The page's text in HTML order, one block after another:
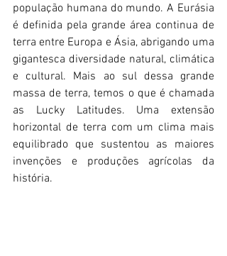
população humana do mundo. A Eurásia
é definida pela grande área continua de
terra entre Europa e Ásia, abrigando uma
gigantesca diversidade natural, climática
e cultural. Mais ao sul dessa grande
massa de terra, temos o que é chamada
as Lucky Latitudes. Uma extensão
horizontal de terra com um clima mais
equilibrado que sustentou as maiores
invenções e produções agrícolas da
história.